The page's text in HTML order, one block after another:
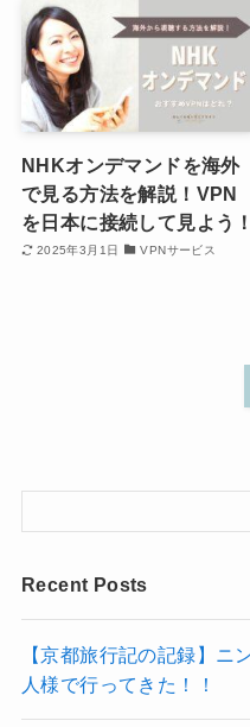
NHKオンデマンドを海外
で見る方法を解説！VPN
を日本に接続して見よう！
2025年3月1日 VPNサービス
Recent Posts
【京都旅行記の記録】ニ
人様で行ってきた！！